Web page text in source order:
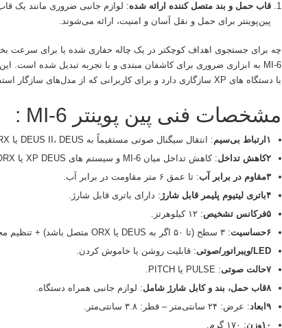
قاب حمل و بند متصل کننده ارائه شده: لوازم جانبی ضروری مانند یک
پین‌پوینتر برای حمل و نقل آسان و امنیت، ارائه می‌شوند.
چه برای جستجوی اهداف کوچکتر در یک چاله حفاری شده یا برای سرعت
MI-6 به ابزاری ضروری برای کاشفان مبتدی و با تجربه تبدیل شده است. این دستگاه مقاوم، کاربر پسند است و
با دستگاه‌ های XP سازگاری دارد و برای کاربرانی که از مدل‌های سازگار استفاده می‌کنند، انتخاب برتری است.
مشخصات فنی پین‌ پوینتر MI-6 :
۱ارتباط بی‌سیم
: انتقال سیگنال صوتی مستقیماً به DEUS II، DEUS یا ORX از طریق لینک بی‌سیم.
۲کاهش تداخل
: کاهش تداخل میان MI-6 و سیستم های XP DEUS یا ORX.
۳مقاوم در برابر آب
: تا عمق ۶ متر مقاومت در برابر آب.
۴باتری لیتیوم پلیمر قابل شارژ
: دارای باتری قابل شارژ.
۵فرکانس تشخیص
: ۱۲ کیلوهرتز.
۶حساسیت
: ۳ سطح (تا ۵۰ اگر به DEUS یا ORX متصل باشد) + تنظیم مجدد.
LED/ویبراتور/صوتی
: قابلیت روشن یا خاموش کردن.
۷حالت صوتی
: PULSE یا PITCH.
۸قاب حمل، بند و کابل شارژ شامل
: لوازم جانبی همراه دستگاه.
۹ابعاد
: عرض: ۲۴ سانتی‌متر – قطر: ۳.۸ سانتی‌متر.
۱۰وزن
: ۱۷۰ گرم.